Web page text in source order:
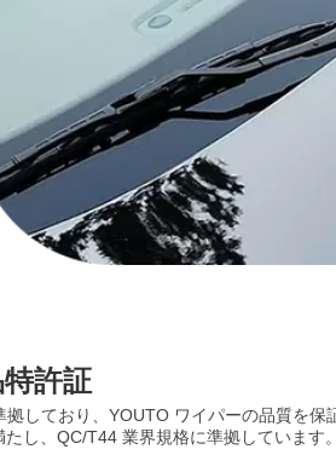
許証
しており、YOUTO ワイパーの品質を保
し、QC/T44 業界規格に準拠しています。